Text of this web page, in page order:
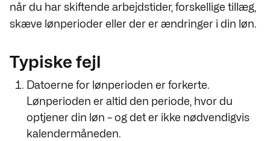
når du har skiftende arbejdstider, forskellige tillæg,
skæve lønperioder eller der er ændringer i din løn.
Typiske fejl
Datoerne for lønperioden er forkerte.
Lønperioden er altid den periode, hvor du
optjener din løn – og det er ikke nødvendigvis
kalendermåneden.